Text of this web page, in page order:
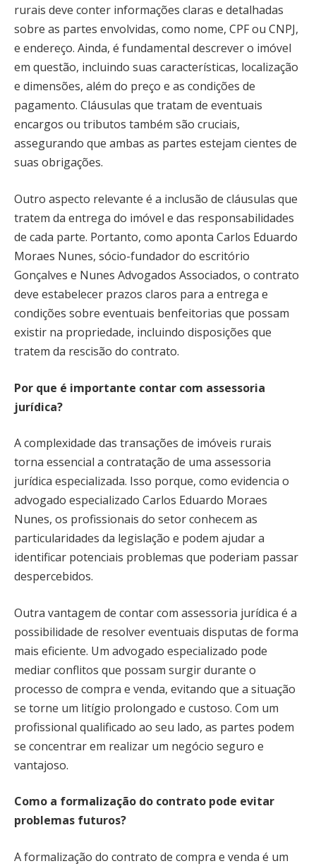
rurais deve conter informações claras e detalhadas
sobre as partes envolvidas, como nome, CPF ou CNPJ,
e endereço. Ainda, é fundamental descrever o imóvel
em questão, incluindo suas características, localização
e dimensões, além do preço e as condições de
pagamento. Cláusulas que tratam de eventuais
encargos ou tributos também são cruciais,
assegurando que ambas as partes estejam cientes de
suas obrigações.
Outro aspecto relevante é a inclusão de cláusulas que
tratem da entrega do imóvel e das responsabilidades
de cada parte. Portanto, como aponta Carlos Eduardo
Moraes Nunes, sócio-fundador do escritório
Gonçalves e Nunes Advogados Associados, o contrato
deve estabelecer prazos claros para a entrega e
condições sobre eventuais benfeitorias que possam
existir na propriedade, incluindo disposições que
tratem da rescisão do contrato.
Por que é importante contar com assessoria
jurídica?
A complexidade das transações de imóveis rurais
torna essencial a contratação de uma assessoria
jurídica especializada. Isso porque, como evidencia o
advogado especializado Carlos Eduardo Moraes
Nunes, os profissionais do setor conhecem as
particularidades da legislação e podem ajudar a
identificar potenciais problemas que poderiam passar
despercebidos.
Outra vantagem de contar com assessoria jurídica é a
possibilidade de resolver eventuais disputas de forma
mais eficiente. Um advogado especializado pode
mediar conflitos que possam surgir durante o
processo de compra e venda, evitando que a situação
se torne um litígio prolongado e custoso. Com um
profissional qualificado ao seu lado, as partes podem
se concentrar em realizar um negócio seguro e
vantajoso.
Como a formalização do contrato pode evitar
problemas futuros?
A formalização do contrato de compra e venda é um